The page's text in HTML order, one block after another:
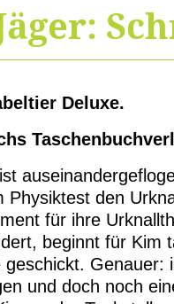
Deluxe.
Physiktest den
für ihre
beginnt für Kim
geschickt. Genauer:
und doch noch